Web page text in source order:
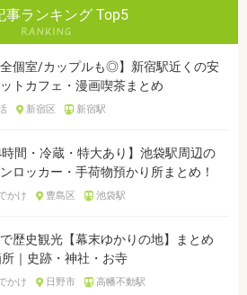
事ランキング Top5
全個室/カップルも◎】新宿駅近くの安
トカフェ・漫画喫茶まとめ
新宿区 新宿駅
時間・冷蔵・特大あり】池袋駅周辺の
ロッカー・手荷物預かり所まとめ！
かけ 豊島区 池袋駅
歴史観光【幕末ゆかりの地】まとめ
｜史跡・神社・お寺
かけ 日野市 高幡不動駅